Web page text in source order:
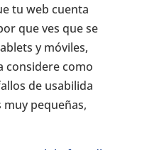
tu web cuenta
que ves que se
y móviles,
considere como
de usabilida
pequeñas,